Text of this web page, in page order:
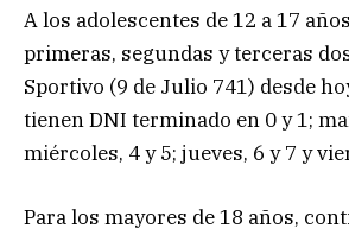
A los adolescentes de 12 a 17
primeras, segundas y terceras
Sportivo (9 de Julio 741) desde
tienen DNI terminado en 0 y 1;
miércoles, 4 y 5; jueves, 6 y 7 y
Para los mayores de 18 años,